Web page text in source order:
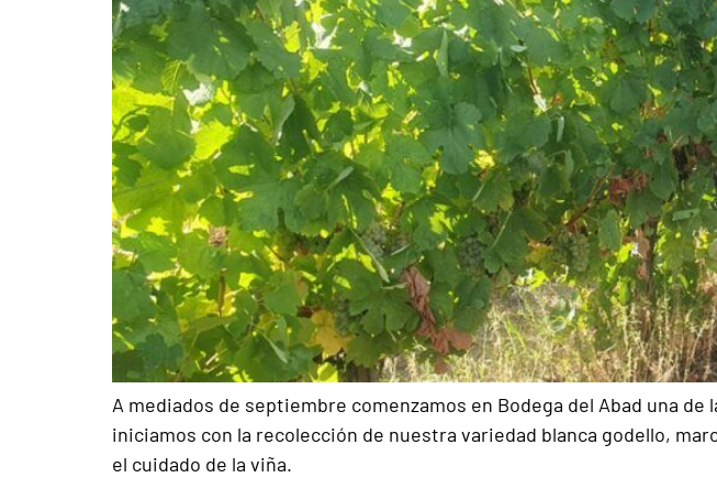
A mediados de septiembre comenzamos en Bodega del Abad una
iniciamos con la recolección de nuestra variedad blanca godello,
el cuidado de la viña.